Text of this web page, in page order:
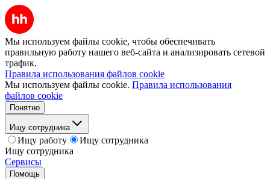
Мы используем файлы cookie, чтобы обеспечивать
правильную работу нашего веб-сайта и анализировать сетевой
трафик.
Правила использования файлов cookie
Мы используем файлы cookie. Правила использования
файлов cookie
Понятно
Ищу сотрудника
Ищу работу
Ищу сотрудника
Ищу сотрудника
Сервисы
Помощь